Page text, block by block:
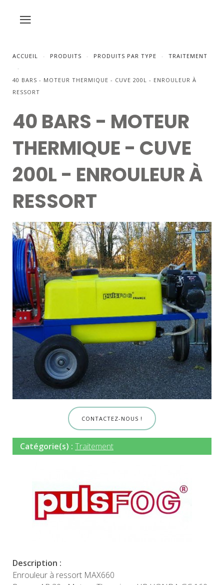
ACCUEIL PRODUITS PRODUITS PAR TYPE TRAITEMENT
40 BARS - MOTEUR THERMIQUE - CUVE 200L - ENROULEUR À
RESSORT
40 BARS - MOTEUR
THERMIQUE - CUVE
200L - ENROULEUR À
RESSORT
CONTACTEZ-NOUS !
Catégorie(s) : Traitement
Description :
Enrouleur à ressort MAX660